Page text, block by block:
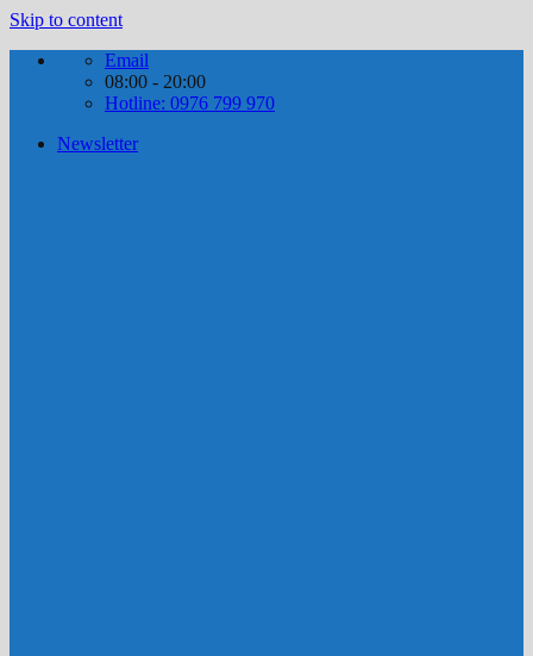
Skip to content
Email
08:00 - 20:00
Hotline: 0976 799 970
Newsletter